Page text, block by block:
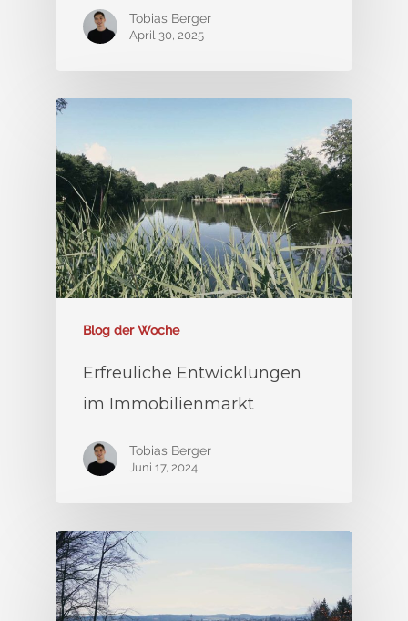
Tobias Berger
April 30, 2025
Blog der Woche
Erfreuliche Entwicklungen
im Immobilienmarkt
Tobias Berger
Juni 17, 2024